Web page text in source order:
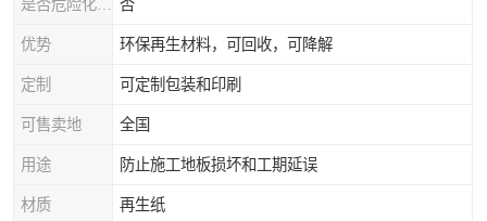
否
优势 环保再生材料，可回收，可降解
定制 可定制包装和印刷
可售卖地 全国
用途 防止施工地板损坏和工期延误
材质 再生纸